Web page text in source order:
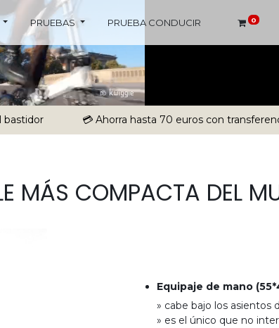
PRUEBAS PRUEBA CONDUCIR 0
bastidor 💳 Ahorra hasta 70 euros con
MÁS COMPACTA DEL
Equipaje de mano
» cabe bajo los asientos
» es el único que no